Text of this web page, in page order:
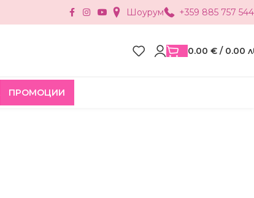
Шоурум +359 885 757 544
0.00 € / 0.00
ПРОМОЦИИ